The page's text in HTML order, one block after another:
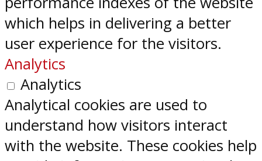
which helps in delivering a better
user experience for the visitors.
Analytics
Analytics
Analytical cookies are used to
understand how visitors interact
with the website. These cookies help